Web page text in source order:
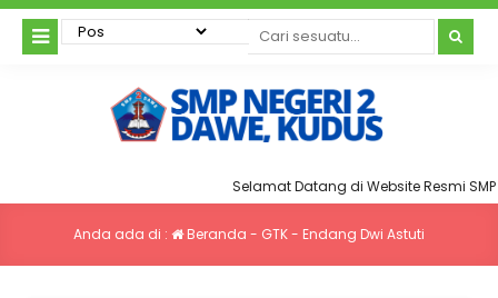
Selamat Datang di Website Resmi
Anda ada di : Beranda - GTK- Endang Dwi Astuti